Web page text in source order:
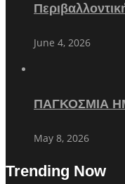
June 4, 2026
ΠΑΓΚΟΣΜΙΑ
May 8, 2026
Trending Now